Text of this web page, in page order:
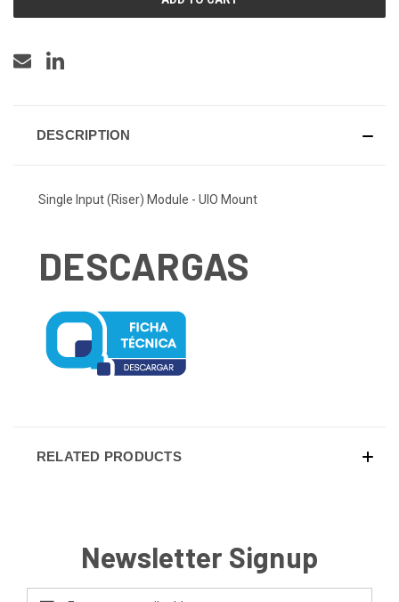
DESCRIPTION
Single Input (Riser) Module - UIO Mount
DESCARGAS
RELATED PRODUCTS
Newsletter Signup